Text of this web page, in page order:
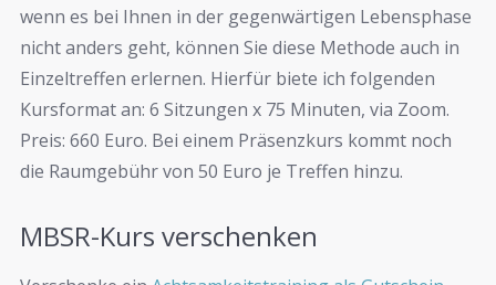
wenn es bei Ihnen in der gegenwärtigen Lebensphase
nicht anders geht, können Sie diese Methode auch in
Einzeltreffen erlernen. Hierfür biete ich folgenden
Kursformat an: 6 Sitzungen x 75 Minuten, via Zoom.
Preis: 660 Euro. Bei einem Präsenzkurs kommt noch
die Raumgebühr von 50 Euro je Treffen hinzu.
MBSR-Kurs verschenken